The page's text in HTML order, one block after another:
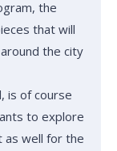
the
that will
the city
is of course
to explore
as well for the